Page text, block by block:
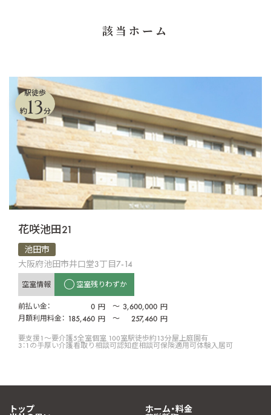
該当ホーム
駅徒歩
約13分
花咲池田21
池田市
大阪府池田市井口堂3丁目7-14
空室情報 空室残りわずか
前払い金： 0 円 〜 3,600,000 円
月額利用料金： 185,460 円 〜 257,460 円
要支援1〜要介護5全室個室 100室駅徒歩約13分屋上庭園有
3：1の手厚い介護看取り相談可認知症相談可保険適用可体験入居可
トップ ホーム・料金